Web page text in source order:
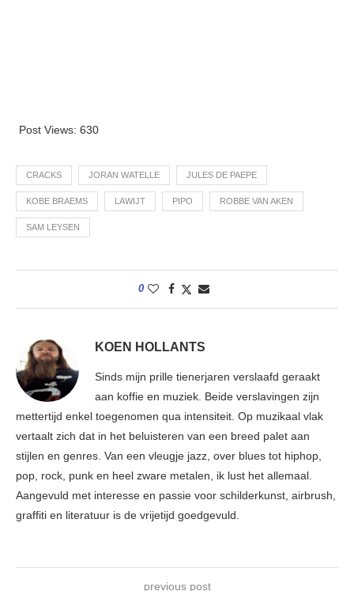
Post Views: 630
CRACKS JORAN WATELLE JULES DE PAEPE
KOBE BRAEMS LAWIJT PIPO ROBBE VAN AKEN
SAM LEYSEN
0
KOEN HOLLANTS
Sinds mijn prille tienerjaren verslaafd geraakt
aan koffie en muziek. Beide verslavingen zijn
mettertijd enkel toegenomen qua intensiteit. Op muzikaal vlak
vertaalt zich dat in het beluisteren van een breed palet aan
stijlen en genres. Van een vleugje jazz, over blues tot hiphop,
pop, rock, punk en heel zware metalen, ik lust het allemaal.
Aangevuld met interesse en passie voor schilderkunst, airbrush,
graffiti en literatuur is de vrijetijd goedgevuld.
previous post